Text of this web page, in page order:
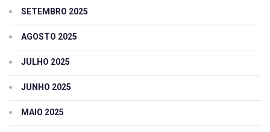
SETEMBRO 2025
AGOSTO 2025
JULHO 2025
JUNHO 2025
MAIO 2025